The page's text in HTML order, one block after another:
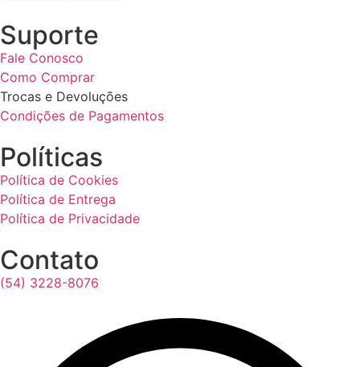
Suporte
Fale Conosco
Como Comprar
Trocas e Devoluções
Condições de Pagamentos
Políticas
Política de Cookies
Política de Entrega
Política de Privacidade
Contato
(54) 3228-8076